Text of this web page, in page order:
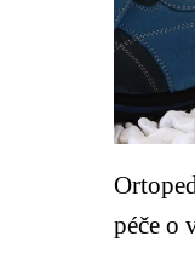
péče o